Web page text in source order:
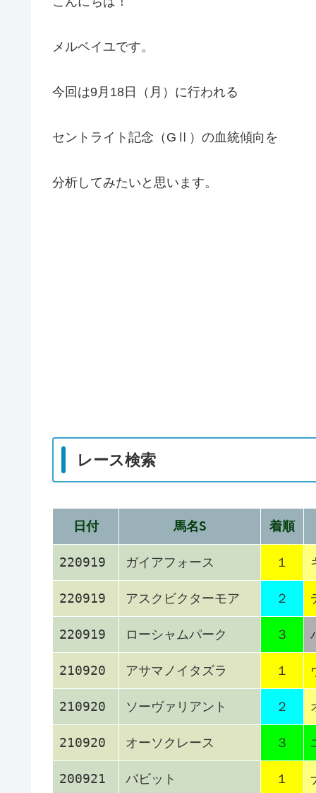
メルベイユです。
今回は9月18日（月）に行われる
セントライト記念（GⅡ）の血統傾向を
分析してみたいと思います。
レース検索
日付 馬名S 着順
220919 ガイアフォース １
220919 アスクビクターモア ２
220919 ローシャムパーク ３
210920 アサマノイタズラ １
210920 ソーヴァリアント ２
210920 オーソクレース ３
200921 バビット １